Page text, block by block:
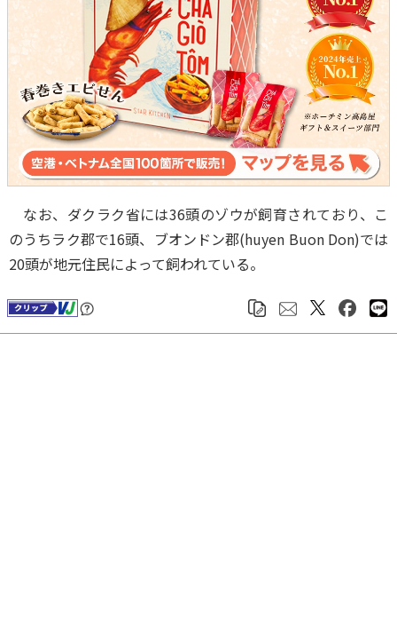
なお、ダクラク省には36頭のゾウが飼育されており、こ
のうちラク郡で16頭、ブオンドン郡(huyen Buon Don)では
20頭が地元住民によって飼われている。